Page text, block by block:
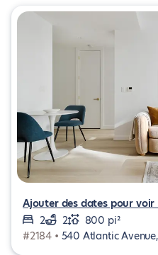
Ajouter des dates pour voir
2
2
800 pi²
#2184 • 540 Atlantic